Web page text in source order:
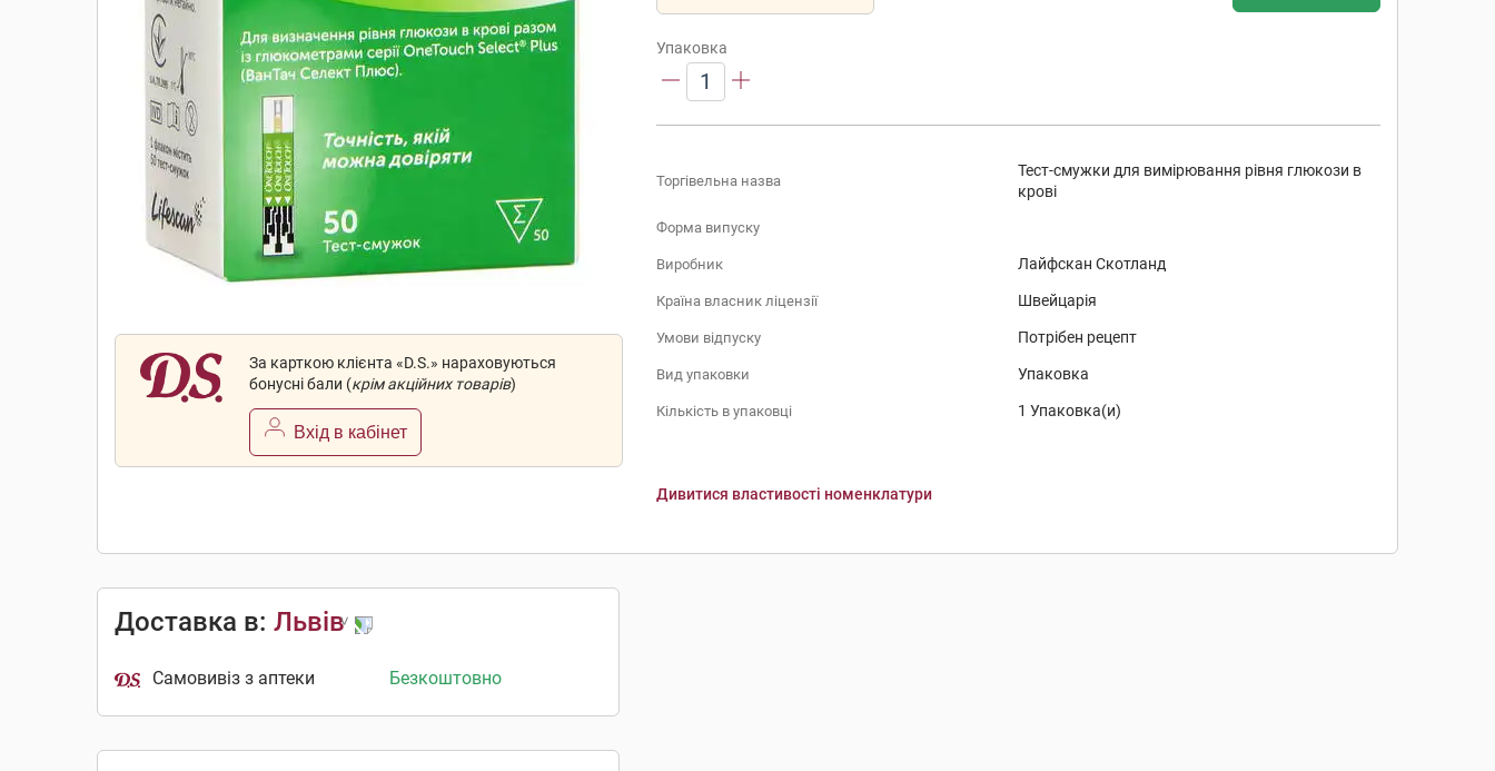
За карткою клієнта «D.S.» нараховуються
бонусні бали (крім акційних товарів)
Вхід в кабінет
Упаковка
1
Торгівельна назва
Тест-смужки для вимірювання рівня глюкози в
крові
Форма випуску
Виробник Лайфскан Скотланд
Країна власник ліцензії Швейцарія
Умови відпуску Потрібен рецепт
Вид упаковки Упаковка
Кількість в упаковці 1 Упаковка(и)
Дивитися властивості номенклатури
Доставка в: Львів
Самовивіз з аптеки Безкоштовно